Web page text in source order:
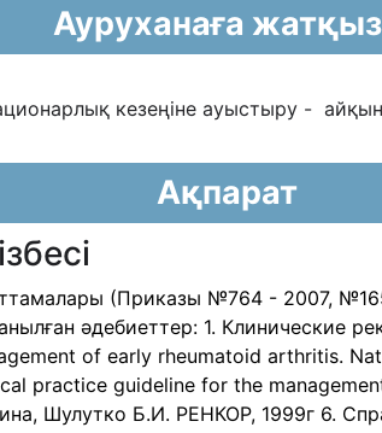
Ауруханаға
кезеңіне ауыстыру -
Ақпарат
(Приказы №764 - 2007,
əдебиеттер: 1. Клинические
of early rheumatoid arthritis.
practice guideline for the
Шулутко Б.И. РЕНКОР, 1999г 6.